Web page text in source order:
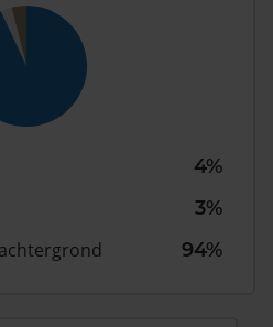
4%
3%
94%